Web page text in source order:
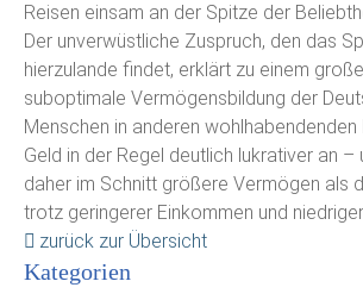
Reisen einsam an der Spitze der
Der unverwüstliche Zuspruch, den das
hierzulande findet, erklärt zu einem
suboptimale Vermögensbildung der
Menschen in anderen wohlhabendenden
Geld in der Regel deutlich lukrativer an –
daher im Schnitt größere Vermögen als
trotz geringerer Einkommen und
zurück zur Übersicht
Kategorien